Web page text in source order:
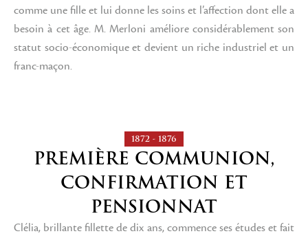
comme une fille et lui donne les soins et l’affection dont elle a
besoin à cet âge. M. Merloni améliore considérablement son
statut socio-économique et devient un riche industriel et un
franc-maçon.
1872 - 1876
PREMIÈRE COMMUNION,
CONFIRMATION ET
PENSIONNAT
Clélia, brillante fillette de dix ans, commence ses études et fait